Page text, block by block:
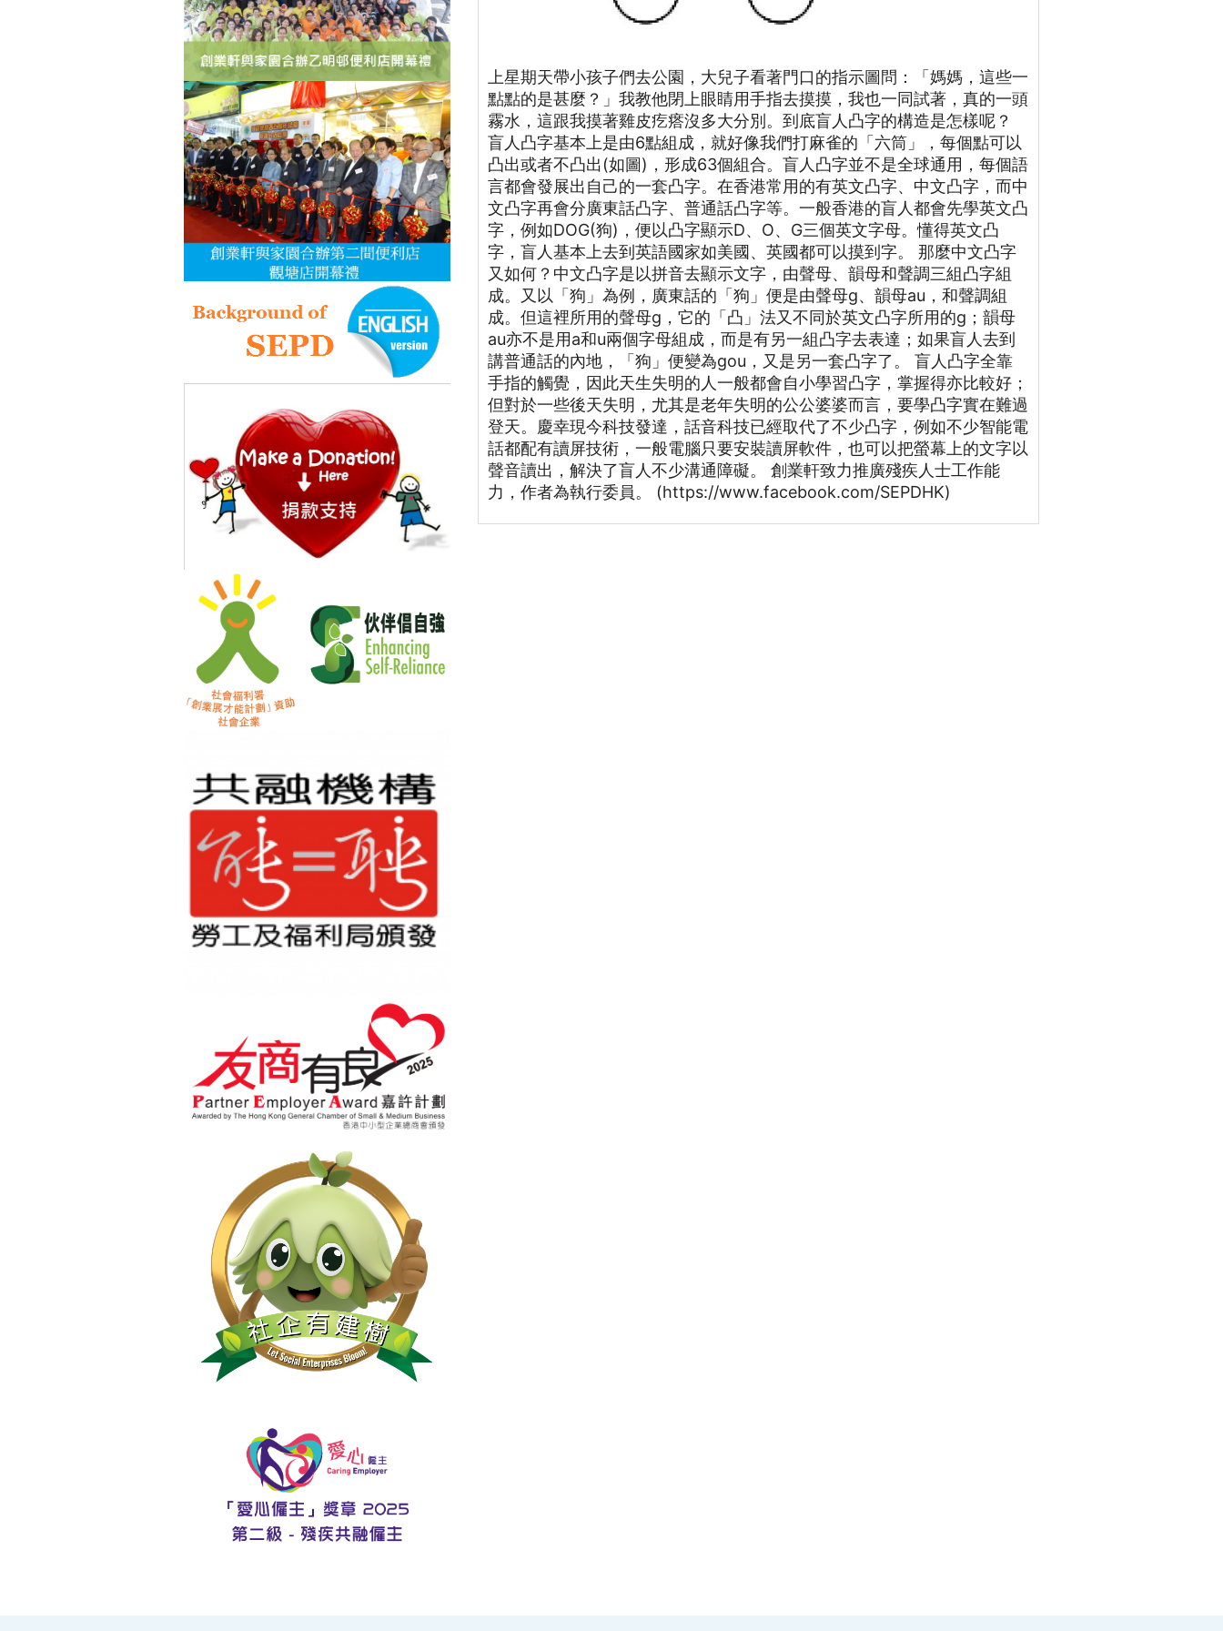
上星期天帶小孩子們去公園，大兒子看著門口的指示圖問：「媽媽，這些一
點點的是甚麼？」我教他閉上眼睛用手指去摸摸，我也一同試著，真的一頭
霧水，這跟我摸著雞皮疙瘩沒多大分別。到底盲人凸字的構造是怎樣呢？
盲人凸字基本上是由6點組成，就好像我們打麻雀的「六筒」，每個點可以
凸出或者不凸出(如圖)，形成63個組合。盲人凸字並不是全球通用，每個語
言都會發展出自己的一套凸字。在香港常用的有英文凸字、中文凸字，而中
文凸字再會分廣東話凸字、普通話凸字等。一般香港的盲人都會先學英文凸
字，例如DOG(狗)，便以凸字顯示D、O、G三個英文字母。懂得英文凸
字，盲人基本上去到英語國家如美國、英國都可以摸到字。 那麼中文凸字
又如何？中文凸字是以拼音去顯示文字，由聲母、韻母和聲調三組凸字組
成。又以「狗」為例，廣東話的「狗」便是由聲母g、韻母au，和聲調組
成。但這裡所用的聲母g，它的「凸」法又不同於英文凸字所用的g；韻母
au亦不是用a和u兩個字母組成，而是有另一組凸字去表達；如果盲人去到
講普通話的內地，「狗」便變為gou，又是另一套凸字了。 盲人凸字全靠
手指的觸覺，因此天生失明的人一般都會自小學習凸字，掌握得亦比較好；
但對於一些後天失明，尤其是老年失明的公公婆婆而言，要學凸字實在難過
登天。慶幸現今科技發達，話音科技已經取代了不少凸字，例如不少智能電
話都配有讀屏技術，一般電腦只要安裝讀屏軟件，也可以把螢幕上的文字以
聲音讀出，解決了盲人不少溝通障礙。 創業軒致力推廣殘疾人士工作能
力，作者為執行委員。 (https://www.facebook.com/SEPDHK)